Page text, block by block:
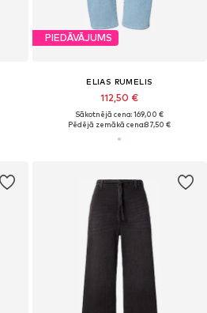
PIEDĀVĀJUMS
ELIAS RUMELIS
112,50 €
Sākotnējā cena: 169,00 €
Pēdējā zemākā cena:87,50 €